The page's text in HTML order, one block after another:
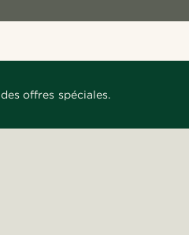
offres spéciales.